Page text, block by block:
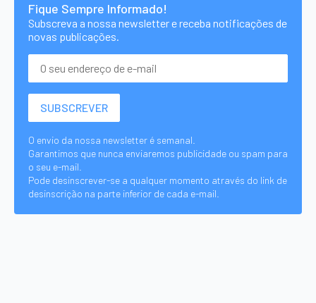
Fique Sempre Informado!
Subscreva a nossa newsletter e receba notificações de
novas publicações.
O envio da nossa newsletter é semanal.
Garantimos que nunca enviaremos publicidade ou spam para
o seu e-mail.
Pode desinscrever-se a qualquer momento através do link de
desinscrição na parte inferior de cada e-mail.